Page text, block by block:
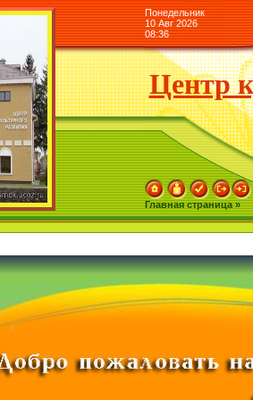
Понедельник
10 Авг 2026
08:36
Центр
Главная страница »